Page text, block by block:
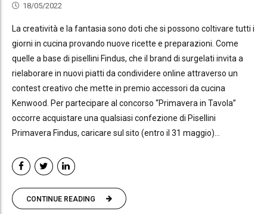
18/05/2022
La creatività e la fantasia sono doti che si possono coltivare tutti i
giorni in cucina provando nuove ricette e preparazioni. Come
quelle a base di pisellini Findus, che il brand di surgelati invita a
rielaborare in nuovi piatti da condividere online attraverso un
contest creativo che mette in premio accessori da cucina
Kenwood. Per partecipare al concorso “Primavera in Tavola”
occorre acquistare una qualsiasi confezione di Pisellini
Primavera Findus, caricare sul sito (entro il 31 maggio)...
CONTINUE READING